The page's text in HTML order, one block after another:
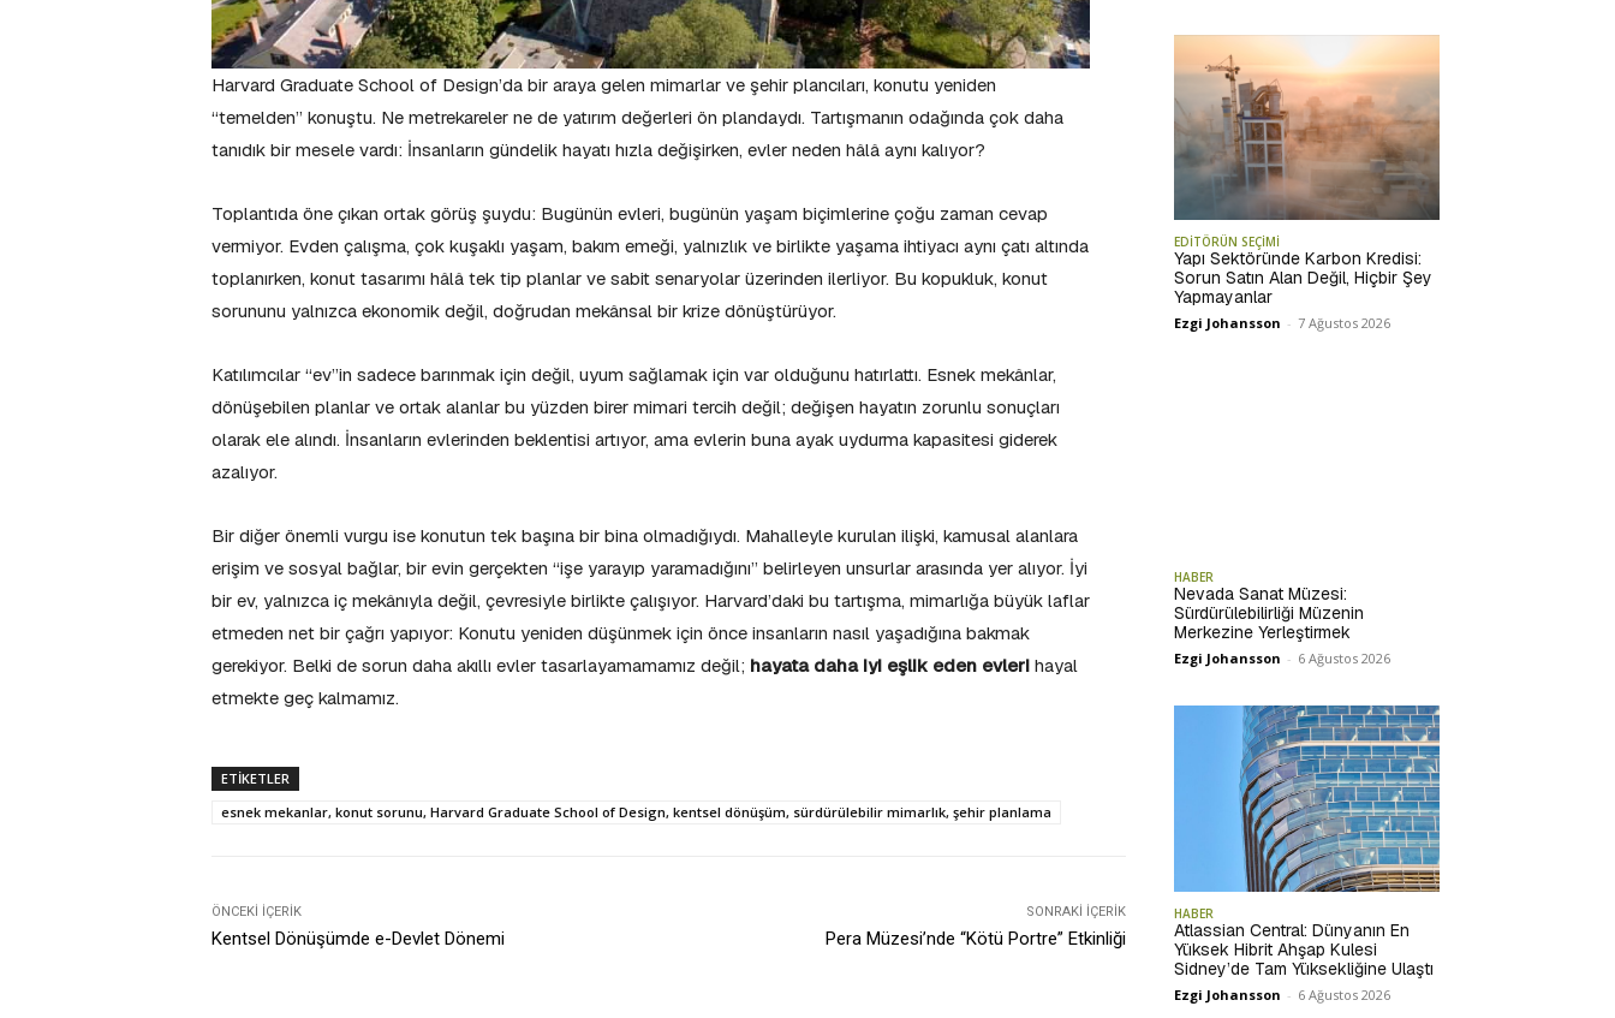
Harvard Graduate School of Design’da bir araya gelen mimarlar ve şehir plancıları, konutu yeniden
“temelden” konuştu. Ne metrekareler ne de yatırım değerleri ön plandaydı. Tartışmanın odağında çok daha
tanıdık bir mesele vardı: İnsanların gündelik hayatı hızla değişirken, evler neden hâlâ aynı kalıyor?
Toplantıda öne çıkan ortak görüş şuydu: Bugünün evleri, bugünün yaşam biçimlerine çoğu zaman cevap
vermiyor. Evden çalışma, çok kuşaklı yaşam, bakım emeği, yalnızlık ve birlikte yaşama ihtiyacı aynı çatı altında
toplanırken, konut tasarımı hâlâ tek tip planlar ve sabit senaryolar üzerinden ilerliyor. Bu kopukluk, konut
sorununu yalnızca ekonomik değil, doğrudan mekânsal bir krize dönüştürüyor.
Katılımcılar “ev”in sadece barınmak için değil, uyum sağlamak için var olduğunu hatırlattı. Esnek mekânlar,
dönüşebilen planlar ve ortak alanlar bu yüzden birer mimari tercih değil; değişen hayatın zorunlu sonuçları
olarak ele alındı. İnsanların evlerinden beklentisi artıyor, ama evlerin buna ayak uydurma kapasitesi giderek
azalıyor.
Bir diğer önemli vurgu ise konutun tek başına bir bina olmadığıydı. Mahalleyle kurulan ilişki, kamusal alanlara
erişim ve sosyal bağlar, bir evin gerçekten “işe yarayıp yaramadığını” belirleyen unsurlar arasında yer alıyor. İyi
bir ev, yalnızca iç mekânıyla değil, çevresiyle birlikte çalışıyor. Harvard’daki bu tartışma, mimarlığa büyük laflar
etmeden net bir çağrı yapıyor: Konutu yeniden düşünmek için önce insanların nasıl yaşadığına bakmak
gerekiyor. Belki de sorun daha akıllı evler tasarlayamamamız değil; hayata daha iyi eşlik eden evleri hayal
etmekte geç kalmamız.
ETIKETLER
esnek mekanlar, konut sorunu, Harvard Graduate School of Design, kentsel dönüşüm, sürdürülebilir mimarlık, şehir planlama
ÖNCEKI İÇERIK
Kentsel Dönüşümde e-Devlet Dönemi
SONRAKI İÇERIK
Pera Müzesi’nde “Kötü Portre” Etkinliği
EDİTÖRÜN SEÇİMİ
Yapı Sektöründe Karbon Kredisi:
Sorun Satın Alan Değil, Hiçbir Şey
Yapmayanlar
Ezgi Johansson - 7 Ağustos 2026
HABER
Nevada Sanat Müzesi:
Sürdürülebilirliği Müzenin
Merkezine Yerleştirmek
Ezgi Johansson - 6 Ağustos 2026
HABER
Atlassian Central: Dünyanın En
Yüksek Hibrit Ahşap Kulesi
Sidney’de Tam Yüksekliğine Ulaştı
Ezgi Johansson - 6 Ağustos 2026